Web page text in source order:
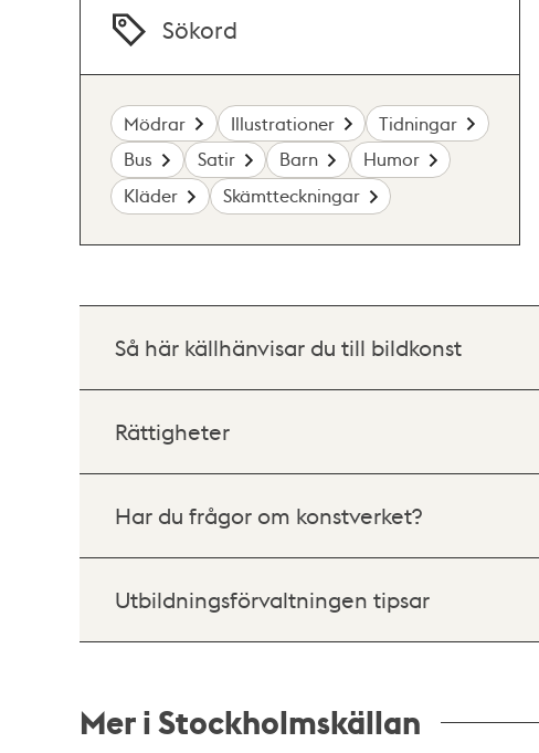
Sökord
Mödrar Illustrationer
Tidningar
Bus
Satir Barn
Humor
Kläder
Skämtteckningar
Så här källhänvisar du till bildkonst
Rättigheter
Har du frågor om konstverket?
Utbildningsförvaltningen tipsar
Mer i Stockholmskällan